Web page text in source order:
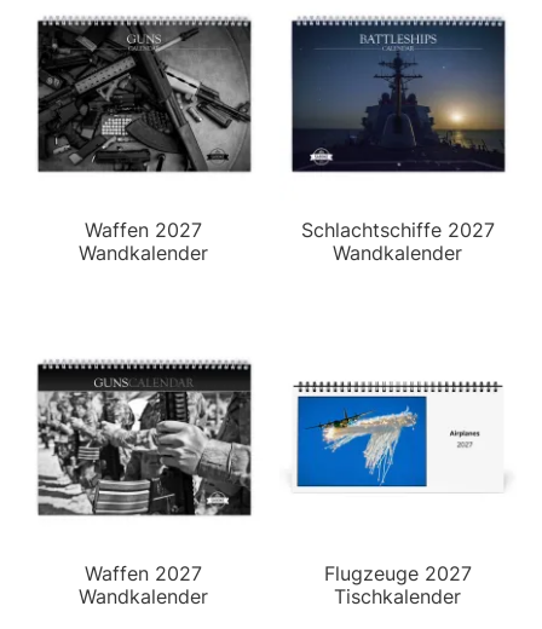
Waffen 2027
Wandkalender
Schlachtschiffe 2027
Wandkalender
Waffen 2027
Wandkalender
Flugzeuge 2027
Tischkalender